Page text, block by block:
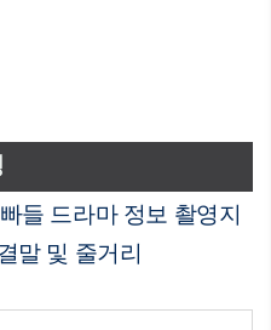
들 드라마 정보 촬영지
말 및 줄거리